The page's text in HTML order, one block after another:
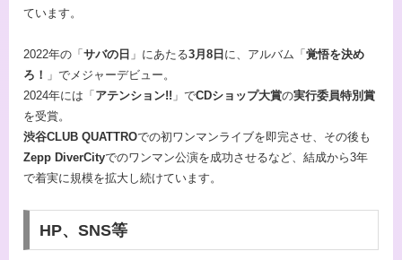
ています。
2022年の「 サバの日 」にあたる3月8日 に、アルバム「 覚悟を決め
ろ！ 」でメジャーデビュー。
2024年には「 アテンション!! 」でCDショップ大賞の実行委員特別賞
を受賞。
渋谷CLUB QUATTROでの初ワンマンライブを即完させ、その後も
Zepp DiverCityでのワンマン公演を成功させるなど、結成から3年
で着実に規模を拡大し続けています。
HP、SNS等